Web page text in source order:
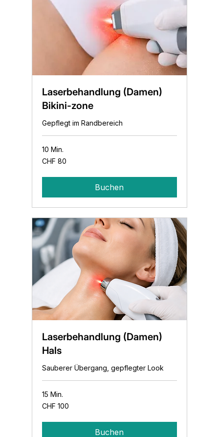
Laserbehandlung (Damen)
Bikini-zone
Gepflegt im Randbereich
10 Min.
80
Schweizer
CHF 80
Buchen
Laserbehandlung (Damen)
Hals
Sauberer Übergang, gepflegter Look
15 Min.
100
Schweizer
CHF 100
Buchen